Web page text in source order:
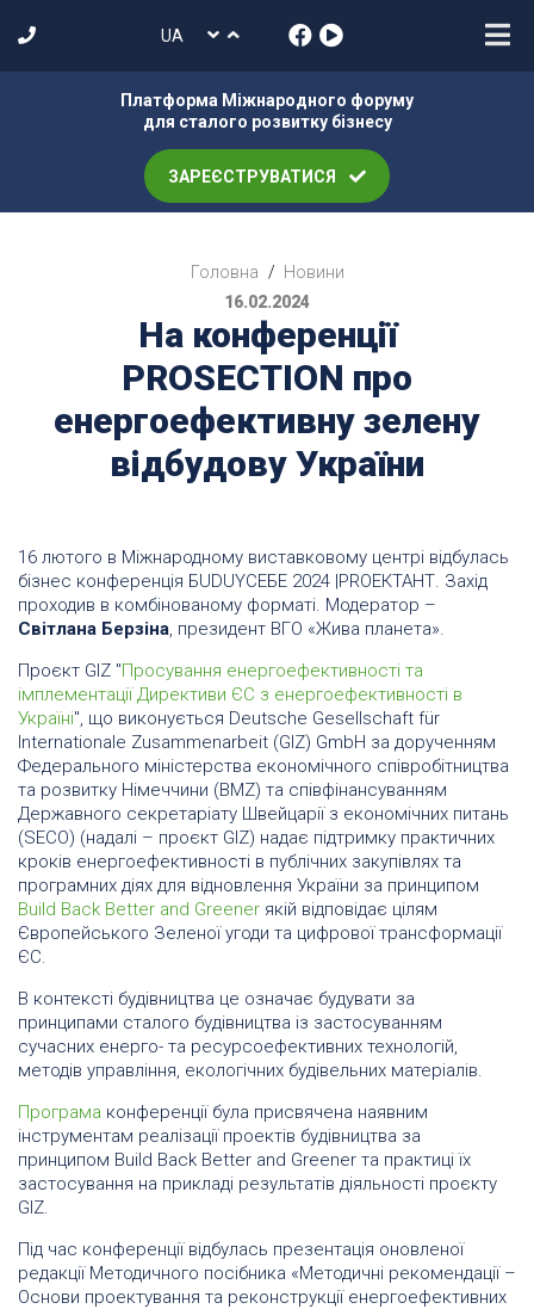
Платформа Міжнародного форуму
для сталого розвитку бізнесу
ЗАРЕЄСТРУВАТИСЯ
Головна / Новини
16.02.2024
На конференції
PROSEСТION про
енергоефективну зелену
відбудову України
16 лютого в Міжнародному виставковому центрі відбулась
бізнес конференція БUDUYСЕБЕ 2024 |PROЕКТАНТ. Захід
проходив в комбінованому форматі. Модератор –
Світлана Берзіна, президент ВГО «Жива планета».
Проєкт GIZ "Просування енергоефективності та
імплементації Директиви ЄС з енергоефективності в
Україні", що виконується Deutsche Gesellschaft für
Internationale Zusammenarbeit (GIZ) GmbH за дорученням
Федерального міністерства економічного співробітництва
та розвитку Німеччини (BMZ) та співфінансуванням
Державного секретаріату Швейцарії з економічних питань
(SECO) (надалі – проєкт GIZ) надає підтримку практичних
кроків енергоефективності в публічних закупівлях та
програмних діях для відновлення України за принципом
Build Back Better and Greener якій відповідає цілям
Європейського Зеленої угоди та цифрової трансформації
ЄС.
В контексті будівництва це означає будувати за
принципами сталого будівництва із застосуванням
сучасних енерго- та ресурсоефективних технологій,
методів управління, екологічних будівельних матеріалів.
Програма конференції була присвячена наявним
інструментам реалізації проектів будівництва за
принципом Build Back Better and Greener та практиці їх
застосування на прикладі результатів діяльності проєкту
GIZ.
Під час конференції відбулась презентація оновленої
редакції Методичного посібника «Методичні рекомендації –
Основи проектування та реконструкції енергоефективних